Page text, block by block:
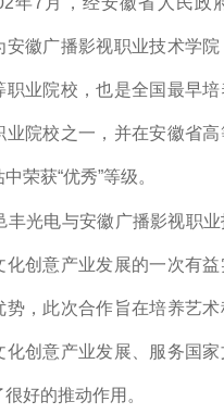
安徽广播影视职业技术学院
职业院校，也是全国最早培
业院校之一，并在安徽省
荣获“优秀”等级。
电与安徽广播影视职业
化创意产业发展的一次有
势，此次合作旨在培养艺术
化创意产业发展、服务国
好的推动作用。